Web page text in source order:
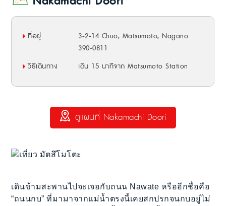
ที่อยู่
3-2-14 Chuo, Matsumoto, Nagano
390-0811
วิธีเดินทาง
เดิน 15 นาทีจาก Matsumoto Station
ดูแผนที่ Nakamachi Doori
เดินข้ามสะพานไปจะเจอกับถนน Nawate หรืออีกชื่อคือ
“ถนนกบ” ที่มามาจากแม่น้ำตรงนี้เคยสกปรกจนกบอยู่ไม่